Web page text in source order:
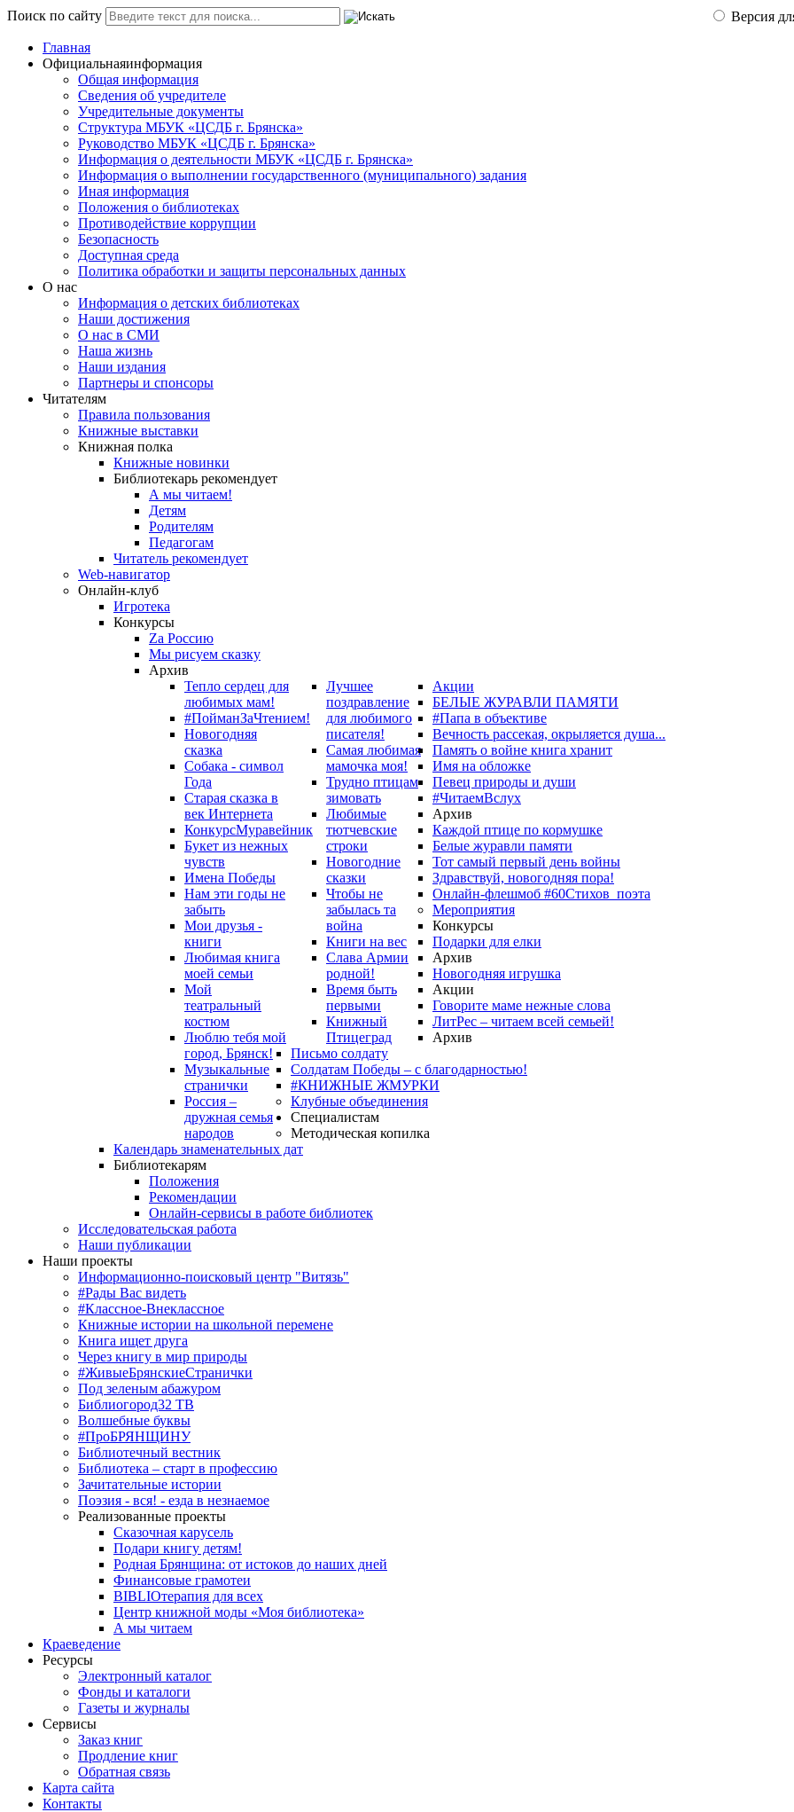
Поиск по сайту Версия
Главная
Официальнаяинформация
Общая информация
Сведения об учредителе
Учредительные документы
Структура МБУК «ЦСДБ г. Брянска»
Руководство МБУК «ЦСДБ г. Брянска»
Информация о деятельности МБУК «ЦСДБ г. Брянска»
Информация о выполнении государственного (муниципального) задания
Иная информация
Положения о библиотеках
Противодействие коррупции
Безопасность
Доступная среда
Политика обработки и защиты персональных данных
О нас
Информация о детских библиотеках
Наши достижения
О нас в СМИ
Наша жизнь
Наши издания
Партнеры и спонсоры
Читателям
Правила пользования
Книжные выставки
Книжная полка
Книжные новинки
Библиотекарь рекомендует
А мы читаем!
Детям
Родителям
Педагогам
Читатель рекомендует
Web-навигатор
Онлайн-клуб
Игротека
Конкурсы
Zа Россию
Мы рисуем сказку
Архив
Тепло сердец для
любимых мам!
#ПойманЗаЧтением!
Новогодняя
сказка
Собака - символ
Года
Старая сказка в
век Интернета
КонкурсМуравейник
Букет из нежных
чувств
Имена Победы
Нам эти годы не
забыть
Мои друзья -
книги
Любимая книга
моей семьи
Мой
театральный
костюм
Люблю тебя мой
город, Брянск!
Музыкальные
странички
Россия –
дружная семья
народов
Лучшее
поздравление
для любимого
писателя!
Самая любимая
мамочка моя!
Трудно птицам
зимовать
Любимые
тютчевские
строки
Новогодние
сказки
Чтобы не
забылась та
война
Книги на вес
Слава Армии
родной!
Время быть
первыми
Книжный
Птицеград
Акции
БЕЛЫЕ ЖУРАВЛИ ПАМЯТИ
#Папа в объективе
Вечность рассекая, окрыляется душа...
Память о войне книга хранит
Имя на обложке
Певец природы и души
#ЧитаемВслух
Архив
Каждой птице по кормушке
Белые журавли памяти
Тот самый первый день войны
Здравствуй, новогодняя пора!
Онлайн-флешмоб #60Стихов_поэта
Мероприятия
Конкурсы
Подарки для елки
Архив
Новогодняя игрушка
Акции
Говорите маме нежные слова
ЛитРес – читаем всей семьей!
Архив
Письмо солдату
Солдатам Победы – с благодарностью!
#КНИЖНЫЕ ЖМУРКИ
Клубные объединения
Специалистам
Методическая копилка
Календарь знаменательных дат
Библиотекарям
Положения
Рекомендации
Онлайн-сервисы в работе библиотек
Исследовательская работа
Наши публикации
Наши проекты
Информационно-поисковый центр "Витязь"
#Рады Вас видеть
#Классное-Внеклассное
Книжные истории на школьной перемене
Книга ищет друга
Через книгу в мир природы
#ЖивыеБрянскиеСтранички
Под зеленым абажуром
Библиогород32 ТВ
Волшебные буквы
#ПроБРЯНЩИНУ
Библиотечный вестник
Библиотека – старт в профессию
Зачитательные истории
Поэзия - вся! - езда в незнаемое
Реализованные проекты
Сказочная карусель
Подари книгу детям!
Родная Брянщина: от истоков до наших дней
Финансовые грамотеи
BIBLIOтерапия для всех
Центр книжной моды «Моя библиотека»
А мы читаем
Краеведение
Ресурсы
Электронный каталог
Фонды и каталоги
Газеты и журналы
Сервисы
Заказ книг
Продление книг
Обратная связь
Карта сайта
Контакты